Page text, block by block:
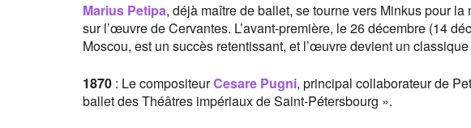
Marius Petipa, déjà maître de ballet, se tourne vers Minkus pour
sur l’œuvre de Cervantes. L’avant-première, le 26 décembre (14
Moscou, est un succès retentissant, et l’œuvre devient un
1870 : Le compositeurCesare Pugni, principal collaborateur de
ballet des Théâtres impériaux de Saint-Pétersbourg ».